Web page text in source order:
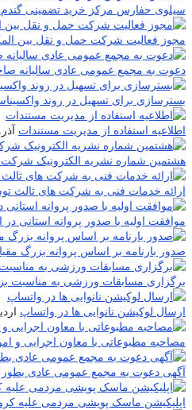
سیلوی حفارس مرکز خرید تضمینی گندم
مجوز فعالیت شرکت حمل و نقل بین
دعوت به مجمع عمومی عادی سالیانه
بسترسازی برای تسهیل در روند
اطلاعیه استفاده از مدیریت مستندات آذر, 1398
هشتمین شماره نشریه الکترونیک
ارائه خدمات فنی به شرکت های ثالث
موافقت اولیه با صدور پروانه استانی
صدور بارنامه بر اساس پروانه بزرگ
برگزاری مسابقات ورزشی به مناسبت
ارسال لوکیشن نانوایی ها در واتساپ
مصاحبه مطبوعاتی با معاون اجرایی و
آگهی دعوت به مجمع عمومی عادی بطور
اپلیکیشن ماسک پویشی مردمی علیه